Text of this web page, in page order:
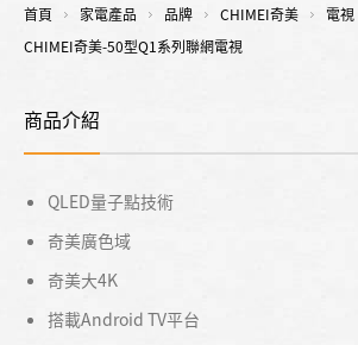
首頁 家電產品 品牌 CHIMEI奇美
電視
CHIMEI奇美-50型Q1系列聯網電視
商品介紹
QLED量子點技術
奇美廣色域
奇美大4K
搭載Android TV平台